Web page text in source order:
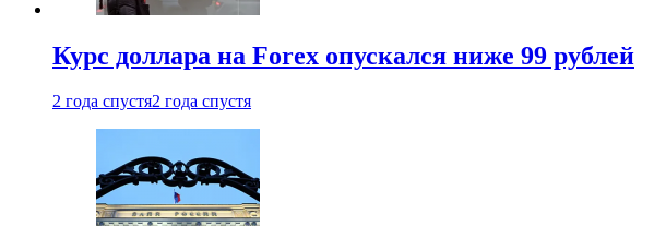
Курс доллара на Forex опускался ниже 99 рублей
2 года спустя2 года спустя